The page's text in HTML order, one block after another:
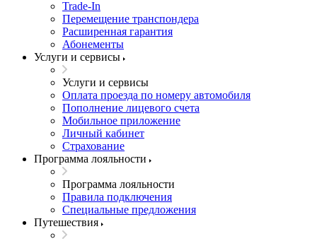
Trade-In
Перемещение транспондера
Расширенная гарантия
Абонементы
Услуги и сервисы
Услуги и сервисы
Оплата проезда по номеру автомобиля
Пополнение лицевого счета
Мобильное приложение
Личный кабинет
Страхование
Программа лояльности
Программа лояльности
Правила подключения
Специальные предложения
Путешествия